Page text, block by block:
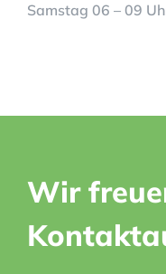
Samstag 06 – 09
Wir